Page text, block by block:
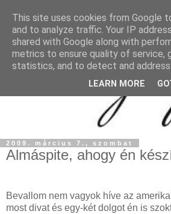
2009. március 7., szombat
Almáspite, ahogy én
Bevallom nem vagyok híve az
most divat és egy-két dolgot én is
This site uses cookies from Google
and to analyze traffic. Your IP
shared with Google along with
metrics to ensure quality of service,
statistics, and to detect and address
LEARN MORE